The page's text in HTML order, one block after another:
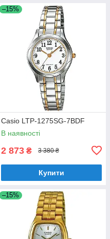
–15%
Casio LTP-1275SG-7BDF
В наявності
2 873 ₴ 3 380 ₴
Купити
–15%